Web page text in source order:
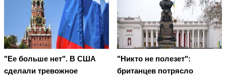
"Ее больше нет". В США
сделали тревожное
"Никто не полезет":
британцев потрясло